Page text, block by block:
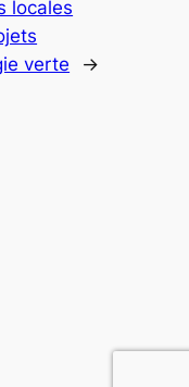
locales
verte
→